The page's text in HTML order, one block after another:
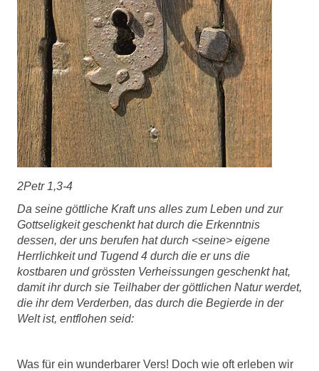
2Petr 1,3-4
Da seine göttliche Kraft uns alles zum Leben und zur
Gottseligkeit geschenkt hat durch die Erkenntnis
dessen, der uns berufen hat durch <seine> eigene
Herrlichkeit und Tugend 4 durch die er uns die
kostbaren und grössten Verheissungen geschenkt hat,
damit ihr durch sie Teilhaber der göttlichen Natur werdet,
die ihr dem Verderben, das durch die Begierde in der
Welt ist, entflohen seid:
Was für ein wunderbarer Vers! Doch wie oft erleben wir